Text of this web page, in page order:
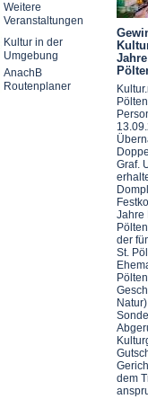
Weitere
Veranstaltungen
Kultur in der
Umgebung
AnachB
Routenplaner
Graf.
Jahre
der
St.
dem